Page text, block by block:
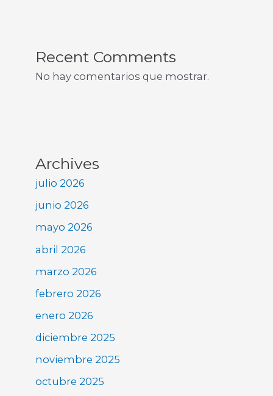
Recent Comments
No hay comentarios que mostrar.
Archives
julio 2026
junio 2026
mayo 2026
abril 2026
marzo 2026
febrero 2026
enero 2026
diciembre 2025
noviembre 2025
octubre 2025